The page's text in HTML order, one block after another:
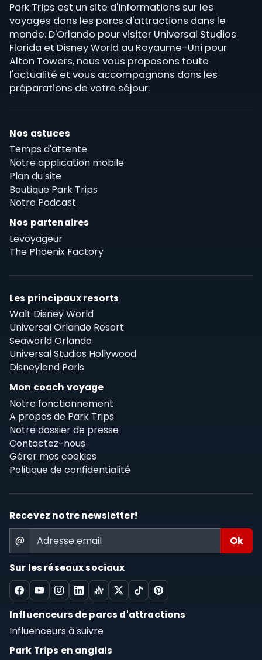
Park Trips est un site d'informations sur les
voyages dans les parcs d'attractions dans le
monde. D'Orlando pour visiter Universal Studios
Florida et Disney World au Royaume-Uni pour
Alton Towers, nous vous proposons toute
l'actualité et vous accompagnons dans les
préparations de votre séjour.
Nos astuces
Temps d'attente
Notre application mobile
Plan du site
Boutique Park Trips
Notre Podcast
Nos partenaires
Levoyageur
The Phoenix Factory
Les principaux resorts
Walt Disney World
Universal Orlando Resort
Seaworld Orlando
Universal Studios Hollywood
Disneyland Paris
Mon coach voyage
Notre fonctionnement
A propos de Park Trips
Notre dossier de presse
Contactez-nous
Gérer mes cookies
Politique de confidentialité
Recevez notre newsletter!
@
Sur les réseaux sociaux
Influenceurs de parcs d'attractions
Influenceurs à suivre
Park Trips en anglais